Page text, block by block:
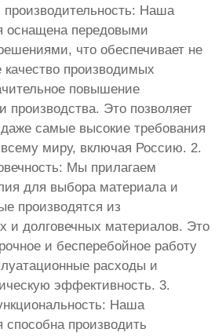
производительность: Наша
оснащена передовыми
что обеспечивает не
производимых
повышение
производства. Это позволяет
самые высокие требования
миру, включая Россию. 2.
Мы прилагаем
для выбора материала и
производятся из
и долговечных материалов. Это
и бесперебойное работу
расходы и
эффективность. 3.
Наша
способна производить